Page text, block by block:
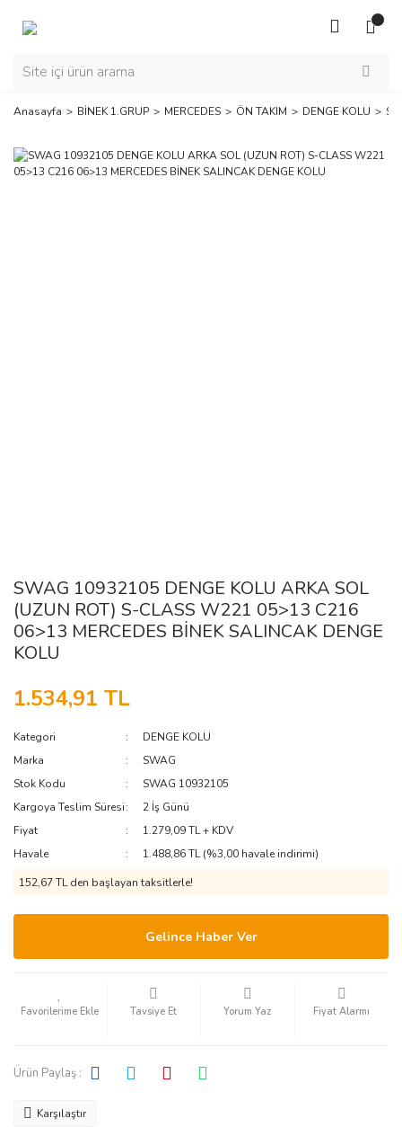
Anasayfa BİNEK 1.GRUP MERCEDES ÖN TAKIM DENGE KOLU
SWAG 10932105 DENGE KOLU ARKA SOL
(UZUN ROT) S-CLASS W221 05>13 C216
06>13 MERCEDES BİNEK SALINCAK DENGE
KOLU
1.534,91 TL
Kategori
DENGE KOLU
Marka
SWAG
Stok Kodu
SWAG 10932105
Kargoya Teslim Süresi
2 İş Günü
Fiyat
1.279,09 TL + KDV
Havale
1.488,86 TL (%3,00 havale indirimi)
152,67 TL den başlayan taksitlerle!
Gelince Haber Ver
Tavsiye Et Yorum Yaz Fiyat Alarmı
Ürün Paylaş :
Karşılaştır